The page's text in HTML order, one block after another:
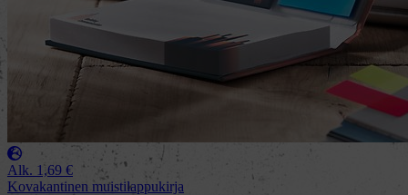
Alk. 1,69 €
Kovakantinen muistilappukirja